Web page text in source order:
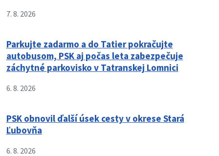
7. 8. 2026
Parkujte zadarmo a do Tatier pokračujte
autobusom, PSK aj počas leta zabezpečuje
záchytné parkovisko v Tatranskej Lomnici
6. 8. 2026
PSK obnovil ďalší úsek cesty v okrese Stará
Ľubovňa
6. 8. 2026